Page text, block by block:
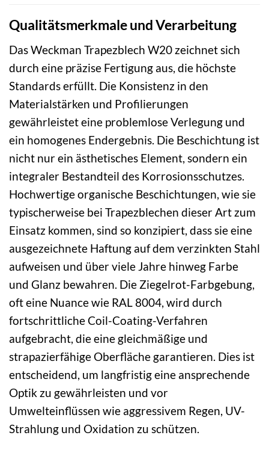
Qualitätsmerkmale und Verarbeitung
Das Weckman Trapezblech W20 zeichnet sich
durch eine präzise Fertigung aus, die höchste
Standards erfüllt. Die Konsistenz in den
Materialstärken und Profilierungen
gewährleistet eine problemlose Verlegung und
ein homogenes Endergebnis. Die Beschichtung ist
nicht nur ein ästhetisches Element, sondern ein
integraler Bestandteil des Korrosionsschutzes.
Hochwertige organische Beschichtungen, wie sie
typischerweise bei Trapezblechen dieser Art zum
Einsatz kommen, sind so konzipiert, dass sie eine
ausgezeichnete Haftung auf dem verzinkten Stahl
aufweisen und über viele Jahre hinweg Farbe
und Glanz bewahren. Die Ziegelrot-Farbgebung,
oft eine Nuance wie RAL 8004, wird durch
fortschrittliche Coil-Coating-Verfahren
aufgebracht, die eine gleichmäßige und
strapazierfähige Oberfläche garantieren. Dies ist
entscheidend, um langfristig eine ansprechende
Optik zu gewährleisten und vor
Umwelteinflüssen wie aggressivem Regen, UV-
Strahlung und Oxidation zu schützen.